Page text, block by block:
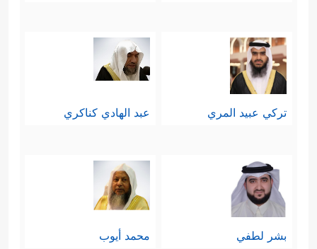
تركي عبيد المري عبد الهادي كناكري
بشر لطفي محمد أيوب